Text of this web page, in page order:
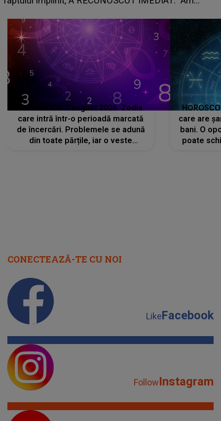
HOROSCOP 7 august 2026. Zodia
care intră într-o perioadă marcată
de încercări. Problemele se adună
din toate părțile, iar o veste
care are
bani. O
poate
CONECTEAZĂ-TE CU NOI
LikeFacebook
FollowInstagram